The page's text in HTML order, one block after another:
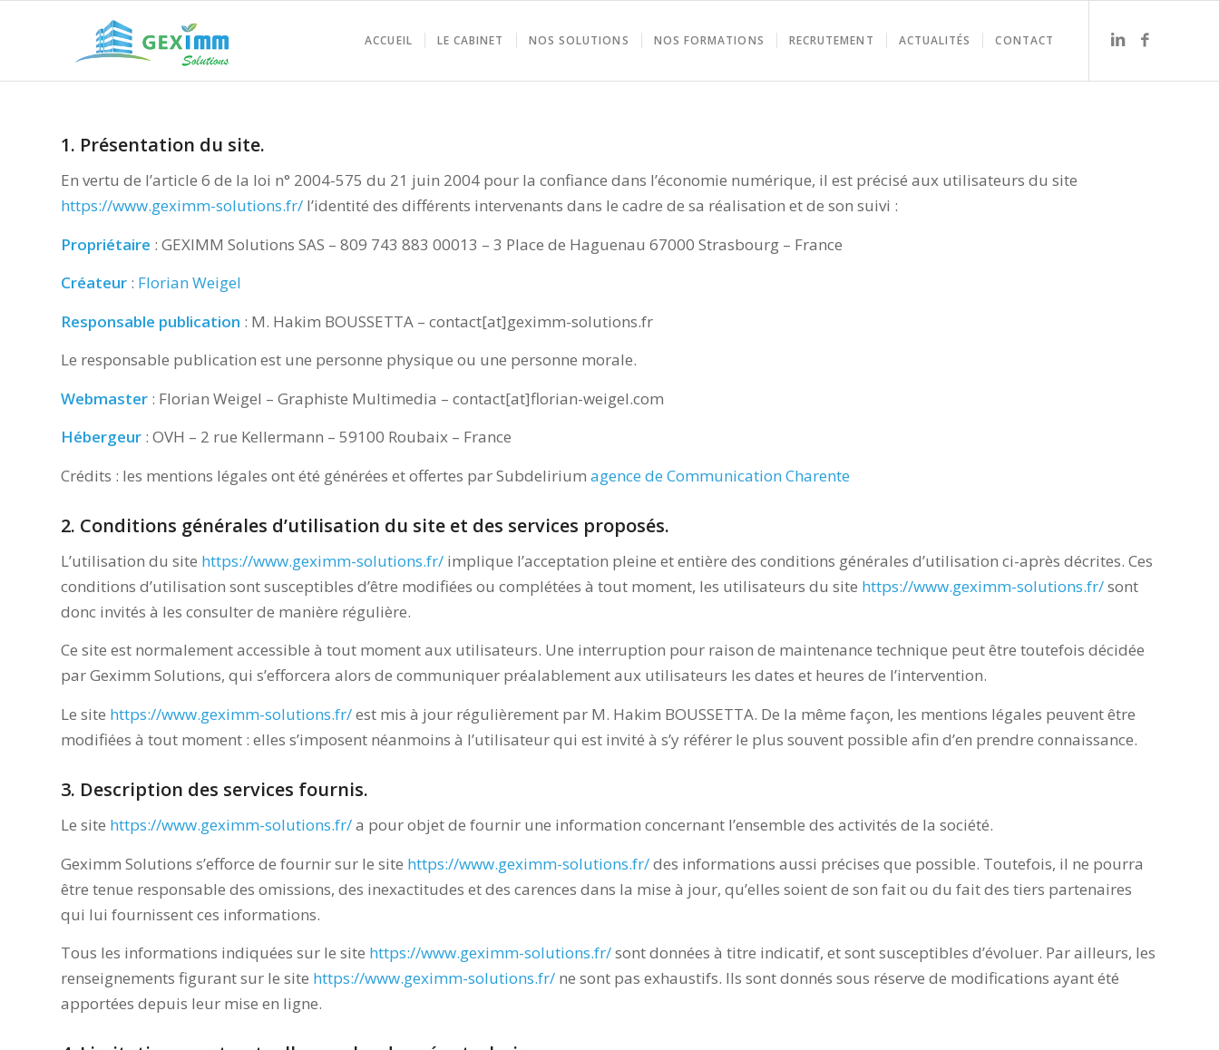
ACCUEIL LE CABINET NOS SOLUTIONS NOS FORMATIONS RECRUTEMENT ACTUALITÉS CONTACT
1. Présentation du site.
En vertu de l’article 6 de la loi n° 2004-575 du 21 juin 2004 pour la confiance dans l’économie numérique, il est précisé aux utilisateurs du site
https://www.geximm-solutions.fr/ l’identité des différents intervenants dans le cadre de sa réalisation et de son suivi :
Propriétaire : GEXIMM Solutions SAS – 809 743 883 00013 – 3 Place de Haguenau 67000 Strasbourg – France
Créateur : Florian Weigel
Responsable publication : M. Hakim BOUSSETTA – contact[at]geximm-solutions.fr
Le responsable publication est une personne physique ou une personne morale.
Webmaster : Florian Weigel – Graphiste Multimedia – contact[at]florian-weigel.com
Hébergeur : OVH – 2 rue Kellermann – 59100 Roubaix – France
Crédits : les mentions légales ont été générées et offertes par Subdelirium agence de Communication Charente
2. Conditions générales d’utilisation du site et des services proposés.
L’utilisation du site https://www.geximm-solutions.fr/ implique l’acceptation pleine et entière des conditions générales d’utilisation ci-après décrites. Ces
conditions d’utilisation sont susceptibles d’être modifiées ou complétées à tout moment, les utilisateurs du site https://www.geximm-solutions.fr/sont
donc invités à les consulter de manière régulière.
Ce site est normalement accessible à tout moment aux utilisateurs. Une interruption pour raison de maintenance technique peut être toutefois décidée
par Geximm Solutions, qui s’efforcera alors de communiquer préalablement aux utilisateurs les dates et heures de l’intervention.
Le site https://www.geximm-solutions.fr/est mis à jour régulièrement par M. Hakim BOUSSETTA. De la même façon, les mentions légales peuvent être
modifiées à tout moment : elles s’imposent néanmoins à l’utilisateur qui est invité à s’y référer le plus souvent possible afin d’en prendre connaissance.
3. Description des services fournis.
Le site https://www.geximm-solutions.fr/a pour objet de fournir une information concernant l’ensemble des activités de la société.
Geximm Solutions s’efforce de fournir sur le site https://www.geximm-solutions.fr/des informations aussi précises que possible. Toutefois, il ne pourra
être tenue responsable des omissions, des inexactitudes et des carences dans la mise à jour, qu’elles soient de son fait ou du fait des tiers partenaires
qui lui fournissent ces informations.
Tous les informations indiquées sur le site https://www.geximm-solutions.fr/sont données à titre indicatif, et sont susceptibles d’évoluer. Par ailleurs, les
renseignements figurant sur le site https://www.geximm-solutions.fr/ ne sont pas exhaustifs. Ils sont donnés sous réserve de modifications ayant été
apportées depuis leur mise en ligne.